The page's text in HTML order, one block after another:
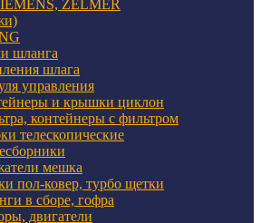
ZELMER
шланга
шлага
управления
и крышки циклон
контейнеры с фильтром
телескопические
мешка
пол-ковер, турбо щетки
в сборе, гофра
двигатели